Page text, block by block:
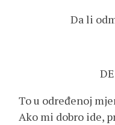
Da li
To u određenoj
Ako mi dobro ide,